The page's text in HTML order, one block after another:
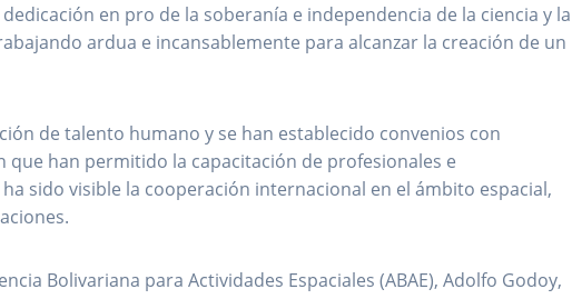
en pro de la soberanía e independencia de la ciencia y la
ardua e incansablemente para alcanzar la creación de un
de talento humano y se han establecido convenios con
que han permitido la capacitación de profesionales e
sido visible la cooperación internacional en el ámbito espacial,
Bolivariana para Actividades Espaciales (ABAE), Adolfo Godoy,